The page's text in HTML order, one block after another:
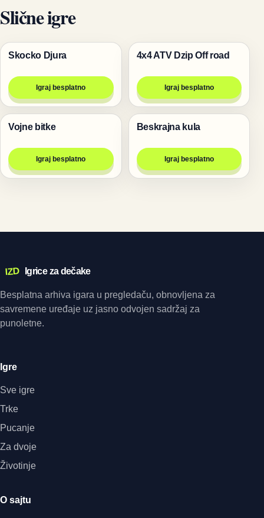
Slične igre
Igre
Skocko Djura
Igraj besplatno
Trke
4x4 ATV Dzip Off road
Igraj besplatno
Igre
Vojne bitke
Igraj besplatno
Trke
Beskrajna kula
Igraj besplatno
IZD Igrice za dečake
Besplatna arhiva igara u pregledaču, obnovljena za
savremene uređaje uz jasno odvojen sadržaj za
punoletne.
Igre
Sve igre
Trke
Pucanje
Za dvoje
Životinje
O sajtu